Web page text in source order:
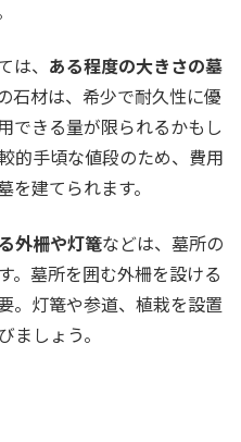
、 ある程度の大きさの墓
石材は、希少で耐久性に優
できる量が限られるかもし
的手頃な値段のため、費用
建てられます。
外柵や灯篭などは、墓所の
。墓所を囲む外柵を設ける
。灯篭や参道、植栽を設置
ましょう。